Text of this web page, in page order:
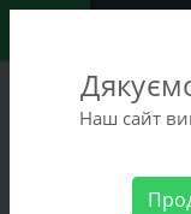
Наш сайт